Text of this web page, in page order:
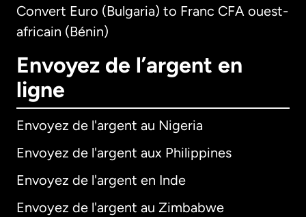
Convert Euro (Bulgaria) to Franc CFA ouest-
africain (Bénin)
Envoyez de l’argent en
ligne
Envoyez de l'argent au Nigeria
Envoyez de l'argent aux Philippines
Envoyez de l'argent en Inde
Envoyez de l'argent au Zimbabwe